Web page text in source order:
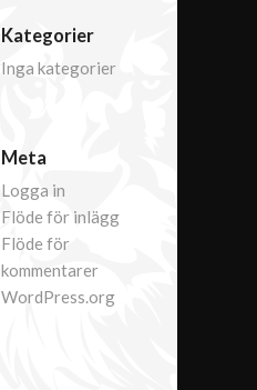
Kategorier
Inga kategorier
Meta
Logga in
Flöde för inlägg
Flöde för
kommentarer
WordPress.org